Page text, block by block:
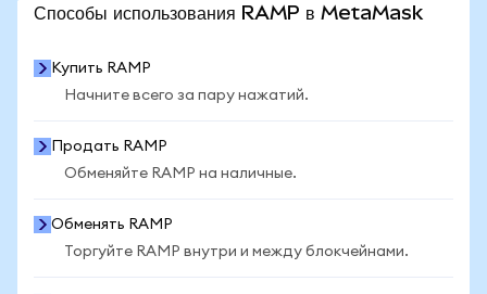
Способы использования RAMP в MetaMask
Купить RAMP
Начните всего за пару нажатий.
Продать RAMP
Обменяйте RAMP на наличные.
Обменять RAMP
Торгуйте RAMP внутри и между блокчейнами.